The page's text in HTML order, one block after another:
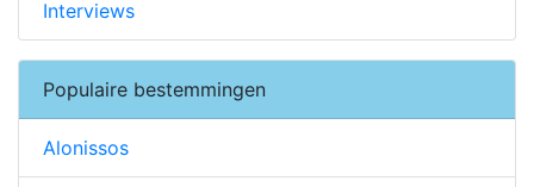
Interviews
Populaire bestemmingen
Alonissos